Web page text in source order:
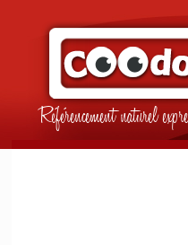
Référencement naturel